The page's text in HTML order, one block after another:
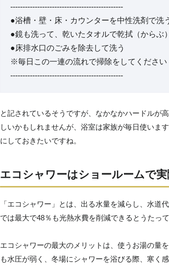
----------------------------------------------
●浴槽・壁・床・カウンターを中性洗剤で洗
●鏡も洗って、乾いたタオルで乾拭（からぶ
●床排水口のごみを除去して洗う
※毎日この一連の流れで掃除をしてください
----------------------------------------------
と記されているそうですが、なかなかハードルが
しいかもしれませんが、浴室は家族が毎日使いま
にしておきたいですね。
エコシャワーはショールームで
「エコシャワー」とは、出る水量を減らし、水道
では最大で48％も光熱水費を削減できるとうたっ
エコシャワーの最大のメリットは、使うお湯の量
も水圧が弱く、冬場にシャワーを浴びる際、寒く